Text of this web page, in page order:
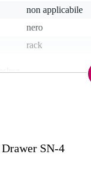
non applicabile
nero
rack
U
1,2 mm
SN-4